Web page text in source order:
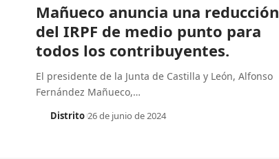
Mañueco anuncia una reducción
del IRPF de medio punto para
todos los contribuyentes.
El presidente de la Junta de Castilla y León, Alfonso
Fernández Mañueco,…
Distrito 26 de junio de 2024